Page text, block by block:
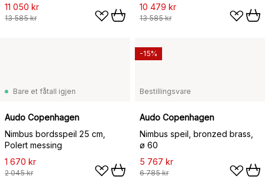
11 050 kr
13 585 kr
10 479 kr
13 585 kr
Bare et fåtall igjen
Audo Copenhagen
Nimbus bordsspeil 25 cm,
Polert messing
1 670 kr
2 045 kr
Bestillingsvare
Audo Copenhagen
Nimbus speil, bronzed brass,
ø 60
5 767 kr
6 785 kr
-15%